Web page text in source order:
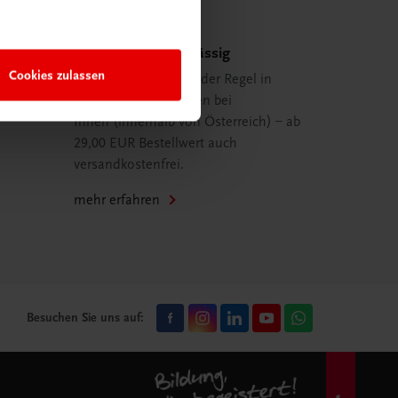
Cookies zulassen
Schnell und zuverlässig
Ihre Bestellung ist in der Regel in
spätestens 48 Stunden bei
Ihnen (innerhalb von Österreich) – ab
29,00 EUR Bestellwert auch
versandkostenfrei.
mehr erfahren
Besuchen Sie uns auf: